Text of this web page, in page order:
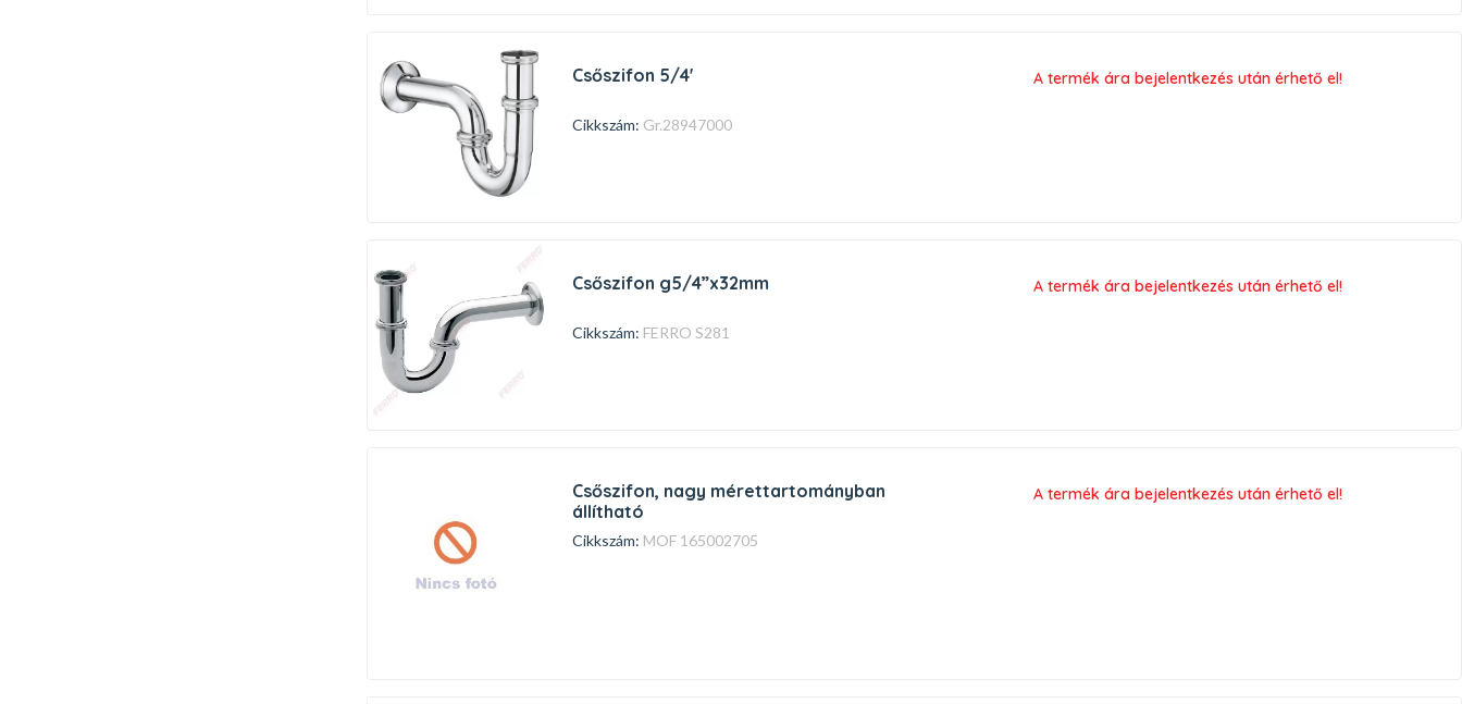
csőszifon 5/4'
Cikkszám: Gr.28947000
A termék ára bejelentkezés után érhető el!
csőszifon g5/4”x32mm
Cikkszám: FERRO S281
A termék ára bejelentkezés után érhető el!
csőszifon, nagy mérettartományban
állítható
Cikkszám: MOF 165002705
A termék ára bejelentkezés után érhető el!